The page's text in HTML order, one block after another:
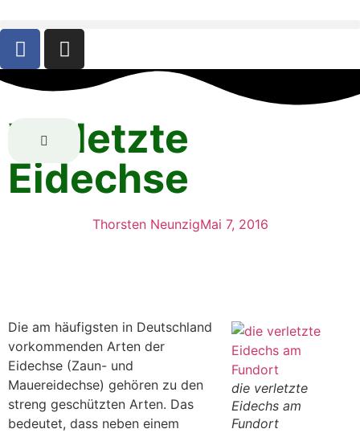
Verletzte
Eidechse
Thorsten NeunzigMai 7, 2016
die verletzte
Eidechs am
Fundort
Die am häufigsten in Deutschland
vorkommenden Arten der
Eidechse (Zaun- und
Mauereidechse) gehören zu den
streng geschützten Arten. Das
bedeutet, dass neben einem